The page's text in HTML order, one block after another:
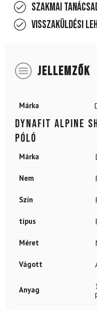
Szakmai
Visszaküldési
JELLEMZŐK
Márka
DYNAFIT Alpine
póló
Márka
Nem
Szín
típus
Méret
Vágott
Anyag